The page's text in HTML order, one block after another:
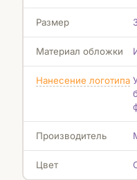
Размер
Материал обложки
Нанесение логотипа
Производитель
Цвет